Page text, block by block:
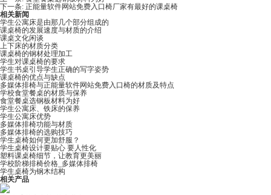
下一条: 正能量软件网站免费入口椅厂家有最好的课桌椅
相关新闻
学生公寓床是由那几个部分组成的
课桌椅的发展速度与材质的介绍
课桌文化闲谈
上下床的材质分类
课桌椅的钢材处理加工
学生对课桌椅的要求
学生书桌引导学生正确的写字姿势
课桌椅的优点与缺点
多媒体排椅与正能量软件网站免费入口椅的材质及特点
学校食堂餐桌的材质与保养
食堂餐桌选钢板材料为好
学生​公寓床、铁床的保养
学生公寓床优势
多媒体排椅功能与材质
多媒体排椅的选购技巧
学生桌椅如何更加舒服？
学生桌椅​设计要贴心 要人性化
塑料课桌椅细节，让教育更美丽
学校阶梯排椅价格_多媒体排椅​
学生桌椅为钢木结构
相关产品